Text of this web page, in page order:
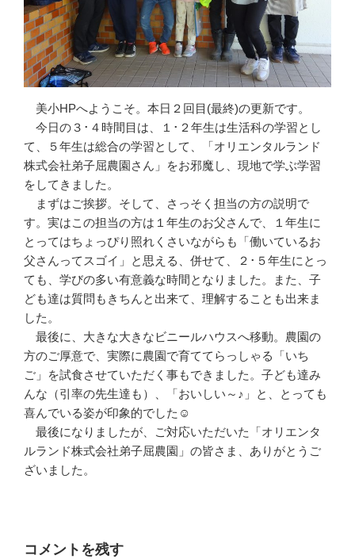
美小HPへようこそ。本日２回目(最終)の更新です。
今日の３･４時間目は、１･２年生は生活科の学習とし
て、５年生は総合の学習として、「オリエンタルランド
株式会社弟子屈農園さん」をお邪魔し、現地で学ぶ学習
をしてきました。
まずはご挨拶。そして、さっそく担当の方の説明で
す。実はこの担当の方は１年生のお父さんで、１年生に
とってはちょっぴり照れくさいながらも「働いているお
父さんってスゴイ」と思える、併せて、２･５年生にとっ
ても、学びの多い有意義な時間となりました。また、子
ども達は質問もきちんと出来て、理解することも出来ま
した。
最後に、大きな大きなビニールハウスへ移動。農園の
方のご厚意で、実際に農園で育ててらっしゃる「いち
ご」を試食させていただく事もできました。子ども達み
んな（引率の先生達も）、「おいしい～♪」と、とっても
喜んでいる姿が印象的でした☺
最後になりましたが、ご対応いただいた「オリエンタ
ルランド株式会社弟子屈農園」の皆さま、ありがとうご
ざいました。
コメントを残す